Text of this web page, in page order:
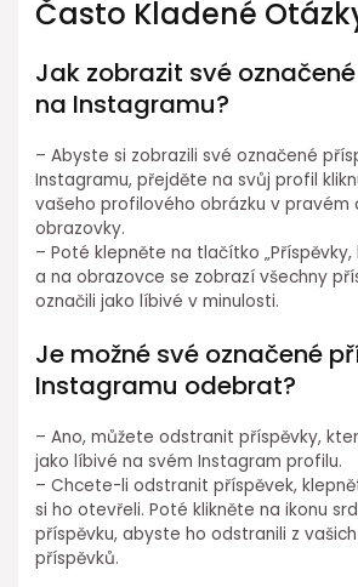
Často Kladené
Jak zobrazit své
na Instagramu?
– Abyste si zobrazili své označené
Instagramu, přejděte na svůj profil
vašeho profilového obrázku v pravém
obrazovky.
– Poté klepněte na tlačítko
a na obrazovce se zobrazí všechny
označili jako líbivé v minulosti.
Je možné své označené
Instagramu odebrat?
– Ano, můžete odstranit příspěvky,
jako líbivé na svém Instagram profilu.
– Chcete-li odstranit příspěvek,
si ho otevřeli. Poté klikněte na ikonu
příspěvku, abyste ho odstranili z
příspěvků.